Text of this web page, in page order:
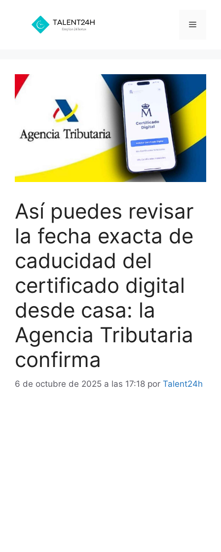
contenido
Menú
Así puedes revisar
la fecha exacta de
caducidad del
certificado digital
desde casa: la
Agencia Tributaria
confirma
6 de octubre de 2025 a las 17:18 por Talent24h